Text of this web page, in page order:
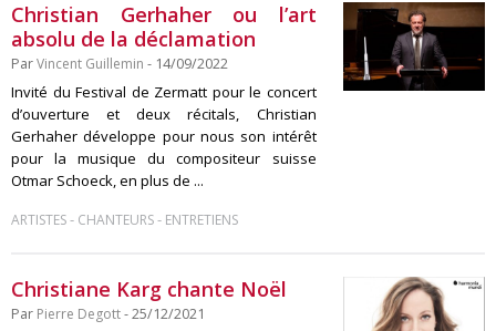
Christian Gerhaher ou l’art
absolu de la déclamation
ParVincent Guillemin - 14/09/2022
Invité du Festival de Zermatt pour le concert
d’ouverture et deux récitals, Christian
Gerhaher développe pour nous son intérêt
pour la musique du compositeur suisse
Otmar Schoeck, en plus de ...
ARTISTES- CHANTEURS- ENTRETIENS
Christiane Karg chante Noël
Par Pierre Degott- 25/12/2021